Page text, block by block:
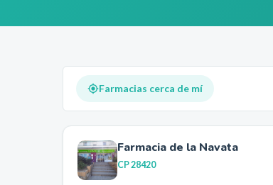
Farmacias cerca de mí
Farmacia de la Navata
CP28420